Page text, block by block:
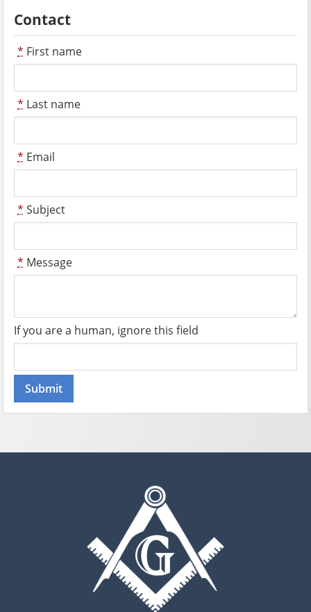
Contact
* First name
* Last name
* Email
* Subject
* Message
If you are a human, ignore this field